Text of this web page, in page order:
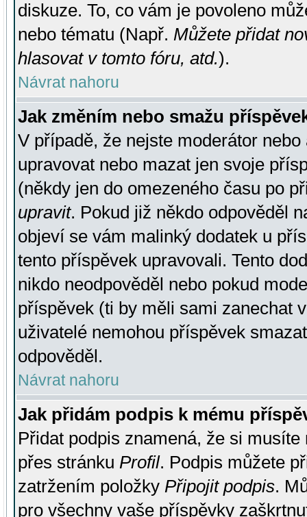
diskuze. To, co vám je povoleno
nebo tématu (Např. Můžete přidat
hlasovat v tomto fóru, atd.).
Návrat nahoru
Jak změním nebo smažu
V případě, že nejste moderátor
upravovat nebo mazat jen svoje
(někdy jen do omezeného času po
upravit. Pokud již někdo odpověděl
objeví se vám malinký dodatek u
tento příspěvek upravovali. Tento
nikdo neodpověděl nebo pokud
příspěvek (ti by měli sami zanechat
uživatelé nemohou příspěvek
odpověděl.
Návrat nahoru
Jak přidám podpis k mému
Přidat podpis znamená, že si
přes stránku Profil. Podpis můžete
zatržením položky Připojit podpis.
pro všechny vaše příspěvky